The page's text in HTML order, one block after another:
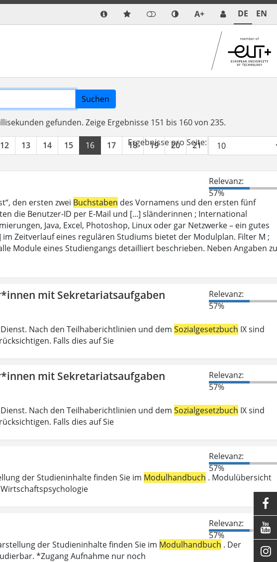
A+ DE EN
Suchen
gefunden. Zeige Ergebnisse 151 bis 160 von 235.
12 13 14 15 16 17 18 19 20 21 22
Ergebnisse pro Seite:
Relevanz:
57%
den ersten zwei Buchstaben des Vornamens und den ersten fünf
die Benutzer-ID per E-Mail und [...] sländerinnen ; International
Java, Excel, Photoshop, Linux oder gar Netzwerke – ein gutes
Zeitverlauf eines regulären Studiums bietet der Modulplan. Filter M ;
Module eines Studiengangs detailliert beschrieben. Neben Angaben zu
mit Sekretariatsaufgaben
Relevanz:
57%
Nach den Teilhaberichtlinien und dem Sozialgesetzbuch IX sind
Falls dies auf Sie
mit Sekretariatsaufgaben
Relevanz:
57%
Nach den Teilhaberichtlinien und dem Sozialgesetzbuch IX sind
Falls dies auf Sie
Relevanz:
57%
der Studieninhalte finden Sie im Modulhandbuch . Modulübersicht
Relevanz:
57%
der Studieninhalte finden Sie im Modulhandbuch . Der
*Zugang Aufnahme nur noch


